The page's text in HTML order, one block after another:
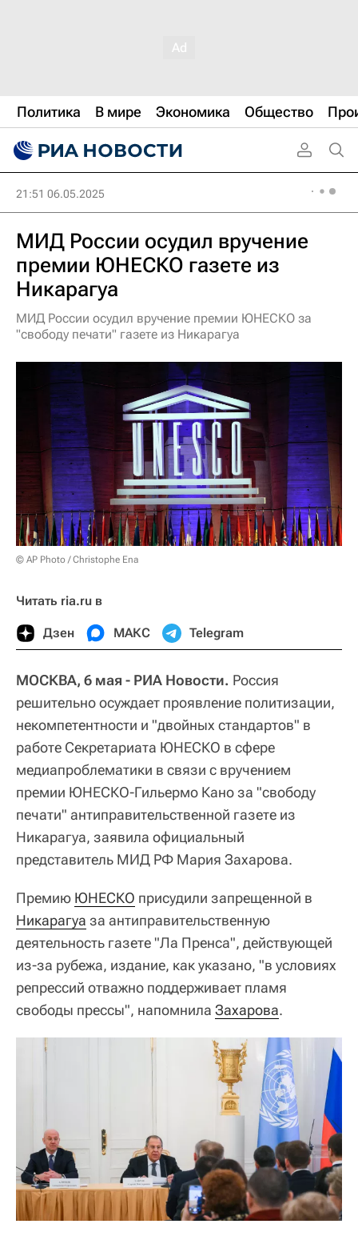
Политика В мире Экономика Общество
21:51 06.05.2025
МИД России осудил вручение
премии ЮНЕСКО газете из
Никарагуа
МИД России осудил вручение премии ЮНЕСКО за
"свободу печати" газете из Никарагуа
© AP Photo / Christophe Ena
Читать ria.ru в
Дзен МАКС Telegram
МОСКВА, 6 мая - РИА Новости. Россия
решительно осуждает проявление политизации,
некомпетентности и "двойных стандартов" в
работе Секретариата ЮНЕСКО в сфере
медиапроблематики в связи с вручением
премии ЮНЕСКО-Гильермо Кано за "свободу
печати" антиправительственной газете из
Никарагуа, заявила официальный
представитель МИД РФ Мария Захарова.
Премию ЮНЕСКО присудили запрещенной в
Никарагуа за антиправительственную
деятельность газете "Ла Пренса", действующей
из-за рубежа, издание, как указано, "в условиях
репрессий отважно поддерживает пламя
свободы прессы", напомнила Захарова.